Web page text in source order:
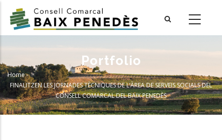
main
Portfolio
Breadcrumb
Home-
FINALITZEN LES JORNADES TÈCNIQUES DE L’ÀREA DE SERVEIS SOCIALS DEL
CONSELL COMARCAL DEL BAIX PENEDÈS